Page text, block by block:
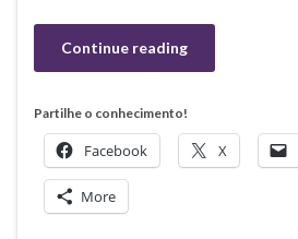
Continue reading
Partilhe o conhecimento!
Facebook X
More